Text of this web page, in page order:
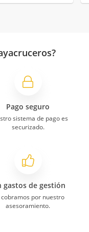
Pago seguro
sistema de pago es
securizado.
gastos de gestión
cobramos por nuestro
asesoramiento.